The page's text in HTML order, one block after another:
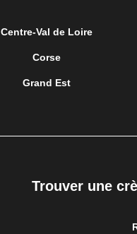
Centre-Val de Loire
Corse
Grand Est
Trouver une